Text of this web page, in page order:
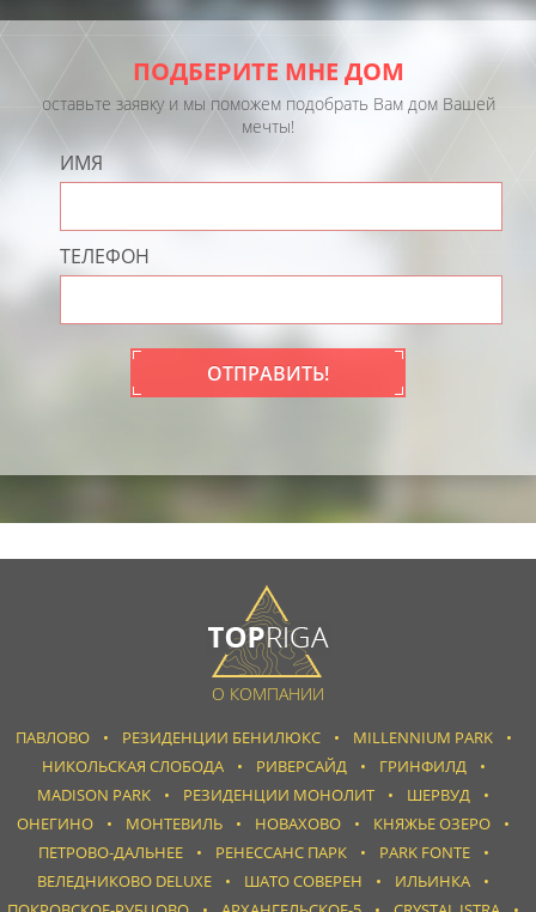
ПОДБЕРИТЕ МНЕ ДОМ
оставьте заявку и мы поможем подобрать Вам дом Вашей
мечты!
ИМЯ
ТЕЛЕФОН
ОТПРАВИТЬ!
О КОМПАНИИ
ПАВЛОВО РЕЗИДЕНЦИИ БЕНИЛЮКС
MILLENNIUM PARK
НИКОЛЬСКАЯ СЛОБОДА
РИВЕРСАЙД
ГРИНФИЛД
MADISON PARK
РЕЗИДЕНЦИИ МОНОЛИТ
ШЕРВУД
ОНЕГИНО
МОНТЕВИЛЬ НОВАХОВО
КНЯЖЬЕ ОЗЕРО
ПЕТРОВО-ДАЛЬНЕЕ
РЕНЕССАНС ПАРК
PARK FONTE
ВЕЛЕДНИКОВО DELUXE
ШАТО СОВЕРЕН
ИЛЬИНКА